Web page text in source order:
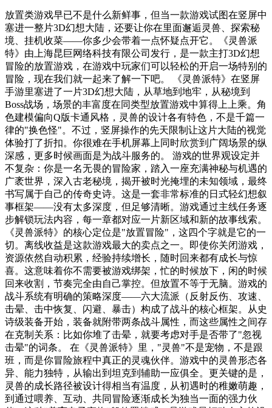
放置类游戏早已不是什么新鲜事，但当一款游戏试图在竖屏中
塞进一整片3D幻想大陆，还要让你在里面邂逅灵兽、探索秘
境、挂机收菜——你多少会带着一点怀疑点开它。《灵兽派
特》由上海昆巨网络科技有限公司发行，是一款主打3D幻想
冒险的放置游戏，在游戏中玩家们可以轻松的开启一场特别的
冒险，现在我们就一起来了解一下吧。 《灵兽派特》在竖屏
手游里塞进了一片3D幻想大陆，从草地到地牢，从秘境到
Boss战场，场景的丰富度在同类型放置游戏中算得上上乘。角
色建模偏向Q版卡通风格，灵兽的设计各有特色，不是千篇一
律的"换色怪"。不过，竖屏操作的先天限制让这片大陆的视觉
体验打了折扣。你很难在手机屏幕上同时欣赏到广阔场景的纵
深感，更多时候画面是为战斗服务的。 游戏的世界观设定并
不复杂：你是一名无畏的冒险家，踏入一座充满神秘与机遇的
广袤世界，深入古老秘境，揭开被时光掩埋的未知领域，最终
书写属于自己的传奇史诗。这是一套非常标准的日式轻幻想叙
事框架——没有太多深度，但足够清晰。游戏通过主线任务逐
步解锁玩法内容，每一章都对应一片新区域和新的故事线索。
《灵兽派特》的核心定位是"放置冒险"，这四个字就是它的一
切。离线收益是这款游戏最大的卖点之一。即使你关闭游戏，
资源依然自动积累，经验持续增长，随时回来都有成长与惊
喜。这意味着你不需要被游戏绑架，忙的时候放下，闲的时候
回来收割，节奏完全由自己掌控。但放置不等于无脑。游戏的
战斗系统有明确的策略深度——六大流派（反射反伤、攻速、
击晕、击中恢复、闪避、暴击）构成了战斗的核心框架。从史
诗级装备开始，装备就附带两条战斗属性，而这些属性之间存
在克制关系：比如你堆了击晕，就要考虑对手是否带了"忽视
击晕"的词条。 在《灵兽派特》里，"灵兽"不是宠物，不是跟
班，而是你冒险旅程中真正的灵魂伙伴。游戏中的灵兽形态各
异、能力独特，从输出到坦克到辅助一应俱全。更关键的是，
灵兽的成长路径被设计得相当有温度，从初遇时的稚嫩萌趣，
到通过喂养、互动、共同冒险逐渐成长为独当一面的强力伙